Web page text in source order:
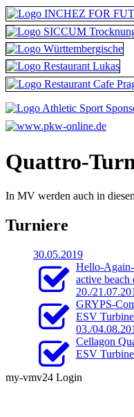
Quattro-
In MV werden auch in
Turniere
30.05.2019
Hello-
active beach
20./
GRYPS-
ESV
03./
Cellagon
ESV
my-vmv24 Login